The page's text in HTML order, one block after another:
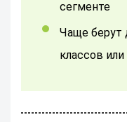
сегменте
Чаще берут для школьников старших
классов